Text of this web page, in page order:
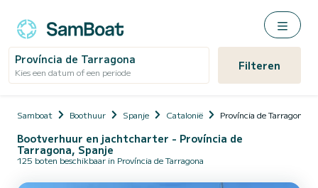
Província de Tarragona
Kies een datum of een periode Filteren
Samboat Boothuur Spanje Catalonië Província de Tarragona
Bootverhuur en jachtcharter - Província de
Tarragona, Spanje
125 boten beschikbaar in Província de Tarragona